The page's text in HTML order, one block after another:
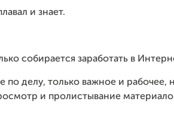
и знает.
собирается заработать в
делу, только важное и рабочее,
и пролистывание